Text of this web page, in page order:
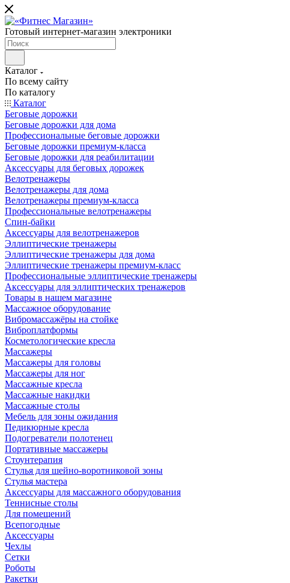
Готовый интернет-магазин электроники
Каталог
По всему сайту
По каталогу
Каталог
Беговые дорожки
Беговые дорожки для дома
Профессиональные беговые дорожки
Беговые дорожки премиум-класса
Беговые дорожки для реабилитации
Аксессуары для беговых дорожек
Велотренажеры
Велотренажеры для дома
Велотренажеры премиум-класса
Профессиональные велотренажеры
Спин-байки
Аксессуары для велотренажеров
Эллиптические тренажеры
Эллиптические тренажеры для дома
Эллиптические тренажеры премиум-класс
Профессиональные эллиптические тренажеры
Аксессуары для эллиптических тренажеров
Товары в нашем магазине
Массажное оборудование
Вибромассажёры на стойке
Виброплатформы
Косметологические кресла
Массажеры
Массажеры для головы
Массажеры для ног
Массажные кресла
Массажные накидки
Массажные столы
Мебель для зоны ожидания
Педикюрные кресла
Подогреватели полотенец
Портативные массажеры
Стоунтерапия
Стулья для шейно-воротниковой зоны
Стулья мастера
Аксессуары для массажного оборудования
Теннисные столы
Для помещений
Всепогодные
Аксессуары
Чехлы
Сетки
Роботы
Ракетки